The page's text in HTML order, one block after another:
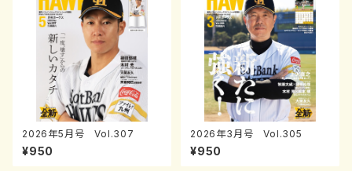
2026年5月号 Vol.307
¥950
2026年3月号 Vol.305
¥950